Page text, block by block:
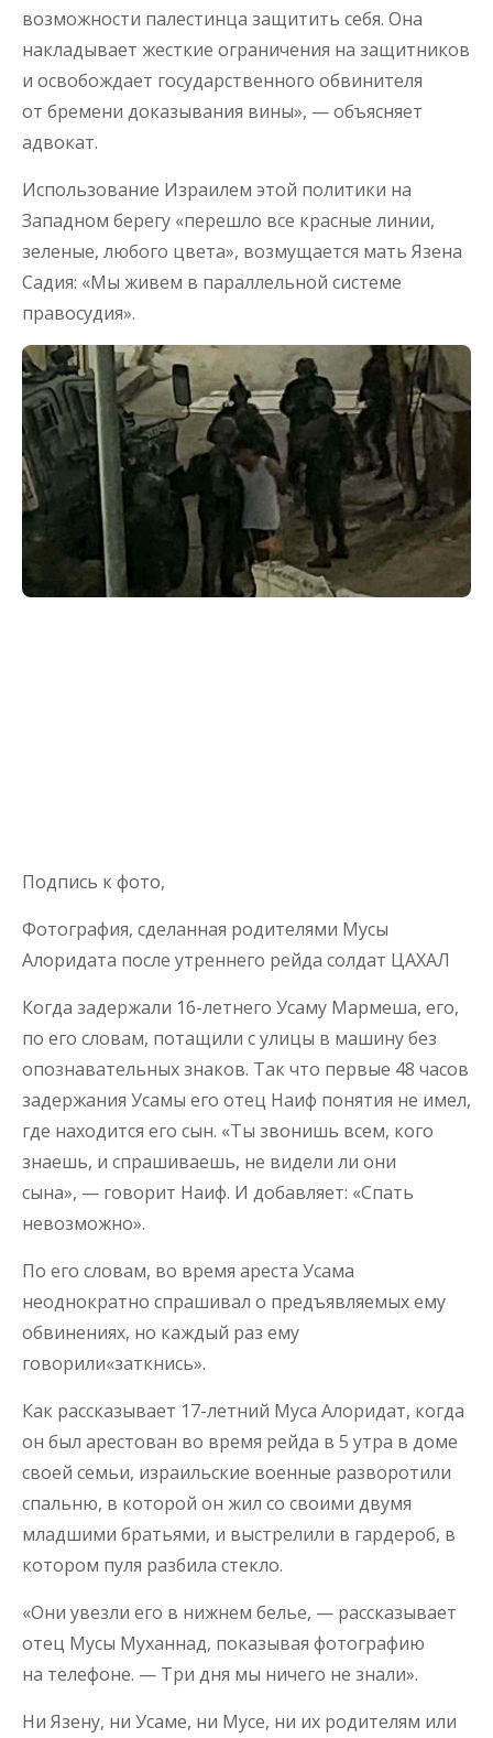
возможности палестинца защитить себя. Она
накладывает жесткие ограничения на защитников
и освобождает государственного обвинителя
от бремени доказывания вины», — объясняет
адвокат.
Использование Израилем этой политики на
Западном берегу «перешло все красные линии,
зеленые, любого цвета», возмущается мать Язена
Садия: «Мы живем в параллельной системе
правосудия».
Подпись к фото,
Фотография, сделанная родителями Мусы
Алоридата после утреннего рейда солдат ЦАХАЛ
Когда задержали 16-летнего Усаму Мармеша, его,
по его словам, потащили с улицы в машину без
опознавательных знаков. Так что первые 48 часов
задержания Усамы его отец Наиф понятия не имел,
где находится его сын. «Ты звонишь всем, кого
знаешь, и спрашиваешь, не видели ли они
сына», — говорит Наиф. И добавляет: «Спать
невозможно».
По его словам, во время ареста Усама
неоднократно спрашивал о предъявляемых ему
обвинениях, но каждый раз ему
говорили«заткнись».
Как рассказывает 17-летний Муса Алоридат, когда
он был арестован во время рейда в 5 утра в доме
своей семьи, израильские военные разворотили
спальню, в которой он жил со своими двумя
младшими братьями, и выстрелили в гардероб, в
котором пуля разбила стекло.
«Они увезли его в нижнем белье, — рассказывает
отец Мусы Муханнад, показывая фотографию
на телефоне. — Три дня мы ничего не знали».
Ни Язену, ни Усаме, ни Мусе, ни их родителям или